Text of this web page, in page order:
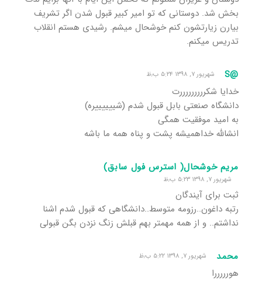
بخش شد. دوستانی که تو امیر کبیر قبول شدن اگر تشریف
بیارن زیارتشون کنم خوشحال میشم. رشیدی هستم انقلاب
تدریس میکنم.
@S شهریور ۷, ۱۳۹۸ ۵:۲۴ ب٫ظ
خدایا شکرررررررررت
دانشگاه صنعتی بابل قبول شدم (شییییییره)
به امید موفقیت همگی
انشالله خداهمیشه پشت و پناه همه ما باشه
مریم خوشحال( استرس فول سابق)
شهریور ۷, ۱۳۹۸ ۵:۲۳ ب٫ظ
ثبت برای آیندگان
رتبه داغون..رزومه متوسط..دانشگاهی که قبول شدم اشنا
نداشتم.. و از همه مهمتر بهم قبلش زنگ نزدن بگن قبولی
محمد شهریور ۷, ۱۳۹۸ ۵:۲۲ ب٫ظ
هورررررا